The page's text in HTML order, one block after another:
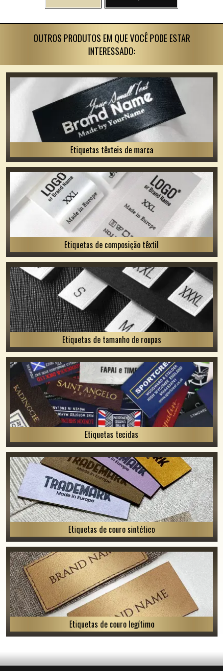
OUTROS PRODUTOS EM QUE VOCÊ PODE ESTAR
INTERESSADO:
Etiquetas têxteis de marca
Etiquetas de composição têxtil
Etiquetas de tamanho de roupas
Etiquetas tecidas
Etiquetas de couro sintético
Etiquetas de couro legítimo